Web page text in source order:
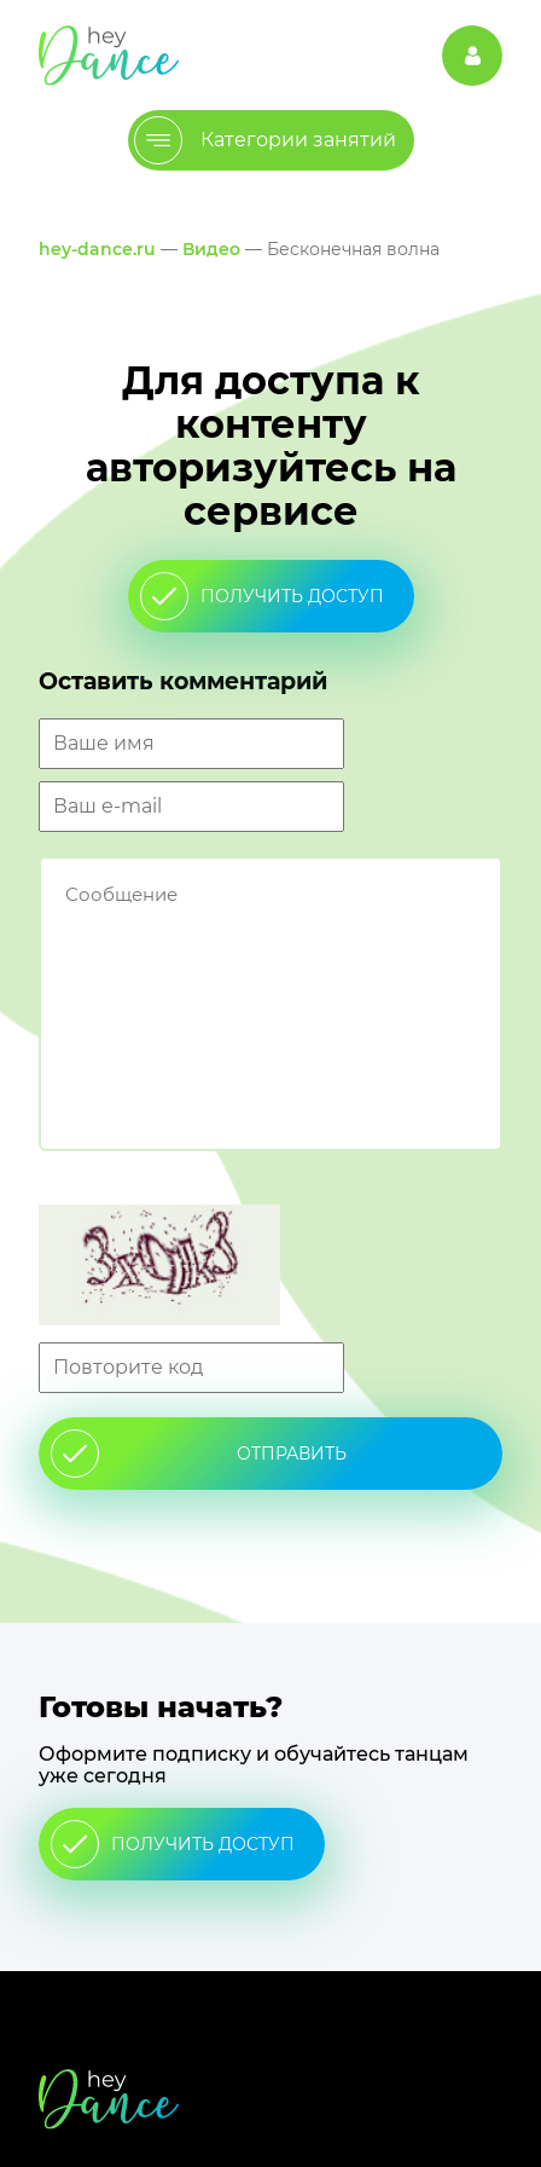
Категории занятий
hey-dance.ru — Видео — Бесконечная волна
Для доступа к
контенту
авторизуйтесь на
сервисе
ПОЛУЧИТЬ ДОСТУП
Оставить комментарий
ОТПРАВИТЬ
Готовы начать?
Оформите подписку и обучайтесь танцам
уже сегодня
ПОЛУЧИТЬ ДОСТУП
Футер
сайта